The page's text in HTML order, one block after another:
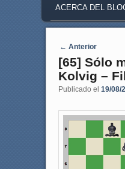
ACERCA DEL
Navegaci�n de
← Anterior
[65] Sólo
Kolvig –
Publicado el 19/08/